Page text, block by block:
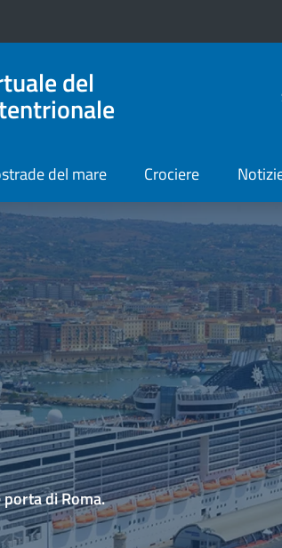
del
del mare Crociere
di Roma.